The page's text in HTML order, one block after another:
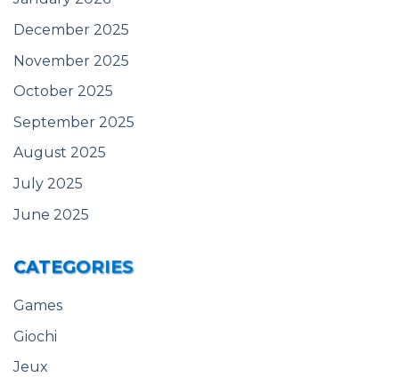
December 2025
November 2025
October 2025
September 2025
August 2025
July 2025
June 2025
CATEGORIES
Games
Giochi
Jeux